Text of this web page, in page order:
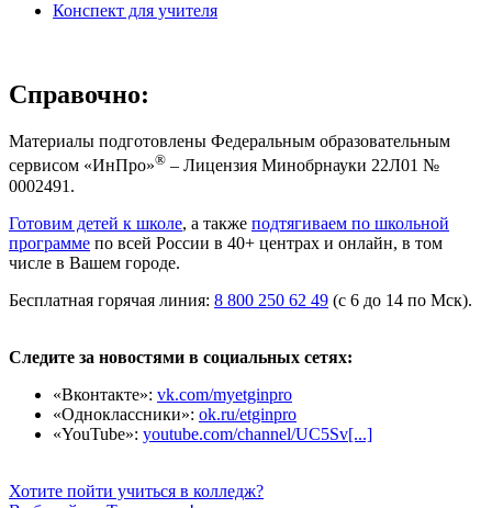
Конспект для учителя
Справочно:
Материалы подготовлены Федеральным образовательным
сервисом «ИнПро»® – Лицензия Минобрнауки 22Л01 №
0002491.
Готовим детей к школе, а также подтягиваем по школьной
программе по всей России в 40+ центрах и онлайн, в том
числе в Вашем городе.
Бесплатная горячая линия: 8 800 250 62 49 (с 6 до 14 по Мск).
Следите за новостями в социальных сетях:
«Вконтакте»: vk.com/myetginpro
«Одноклассники»: ok.ru/etginpro
«YouTube»: youtube.com/channel/UC5Sv[...]
Хотите пойти учиться в колледж?